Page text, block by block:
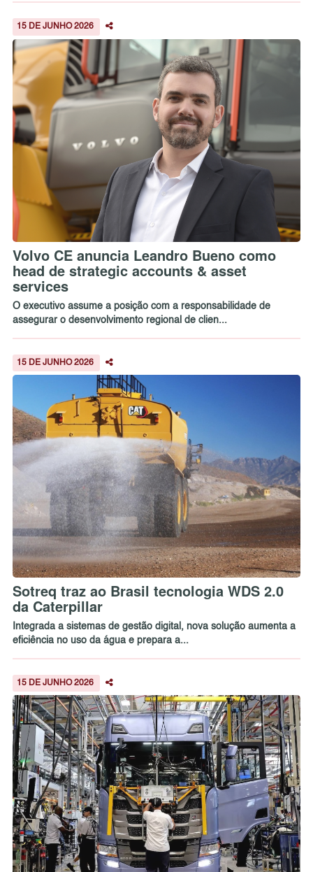
15 DE JUNHO 2026
Volvo CE anuncia Leandro Bueno como
head de strategic accounts & asset
services
O executivo assume a posição com a responsabilidade de
assegurar o desenvolvimento regional de clien...
15 DE JUNHO 2026
Sotreq traz ao Brasil tecnologia WDS 2.0
da Caterpillar
Integrada a sistemas de gestão digital, nova solução aumenta a
eficiência no uso da água e prepara a...
15 DE JUNHO 2026